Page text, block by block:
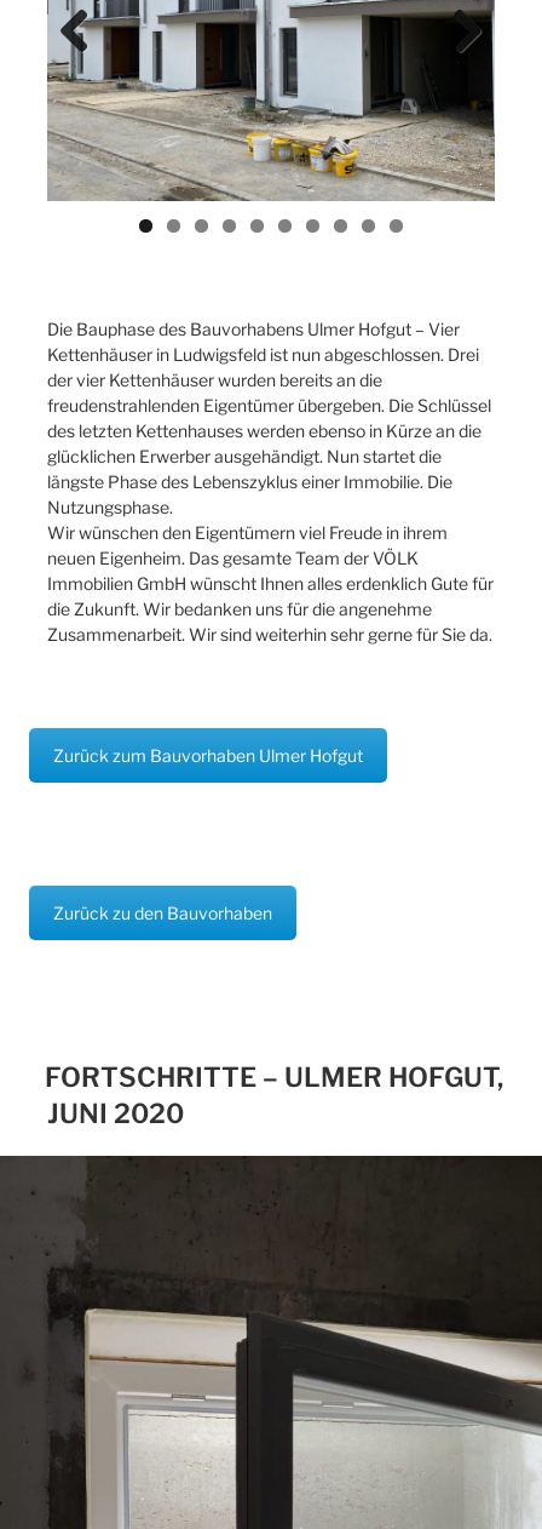
Previ
ous
Die Bauphase des Bauvorhabens Ulmer Hofgut – Vier
Kettenhäuser in Ludwigsfeld ist nun abgeschlossen. Drei
der vier Kettenhäuser wurden bereits an die
freudenstrahlenden Eigentümer übergeben. Die Schlüssel
des letzten Kettenhauses werden ebenso in Kürze an die
glücklichen Erwerber ausgehändigt. Nun startet die
längste Phase des Lebenszyklus einer Immobilie. Die
Nutzungsphase.
Wir wünschen den Eigentümern viel Freude in ihrem
neuen Eigenheim. Das gesamte Team der VÖLK
Immobilien GmbH wünscht Ihnen alles erdenklich Gute für
die Zukunft. Wir bedanken uns für die angenehme
Zusammenarbeit. Wir sind weiterhin sehr gerne für Sie da.
Zurück zum Bauvorhaben Ulmer Hofgut
Zurück zu den Bauvorhaben
FORTSCHRITTE – ULMER HOFGUT,
JUNI 2020